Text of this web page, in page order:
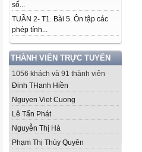
số...
TUẦN 2- T1. Bài 5. Ôn tập các
phép tính...
THÀNH VIÊN TRỰC TUYẾN
1056 khách và 91 thành viên
Đinh THanh Hiền
Nguyen Viet Cuong
Lê Tấn Phát
Nguyễn Thị Hà
Phạm Thị Thùy Quyên